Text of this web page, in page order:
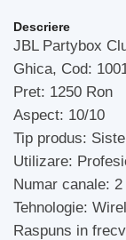
Descriere
JBL Partybox
Ghica, Cod:
Pret: 1250 Ron
Aspect: 10/10
Tip produs:
Utilizare:
Numar canale: 2
Tehnologie:
Raspuns in